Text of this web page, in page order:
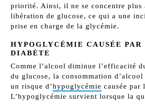
priorité. Ainsi, il ne se concentre plus
libération de glucose, ce qui a une
prise en charge de la glycémie.
HYPOGLYCÉMIE CAUSÉE PAR
DIABÈTE
Comme l’alcool diminue l’efficacité
du glucose, la consommation d’alcool
un risque d’hypoglycémie causée par
L’hypoglycémie survient lorsque la